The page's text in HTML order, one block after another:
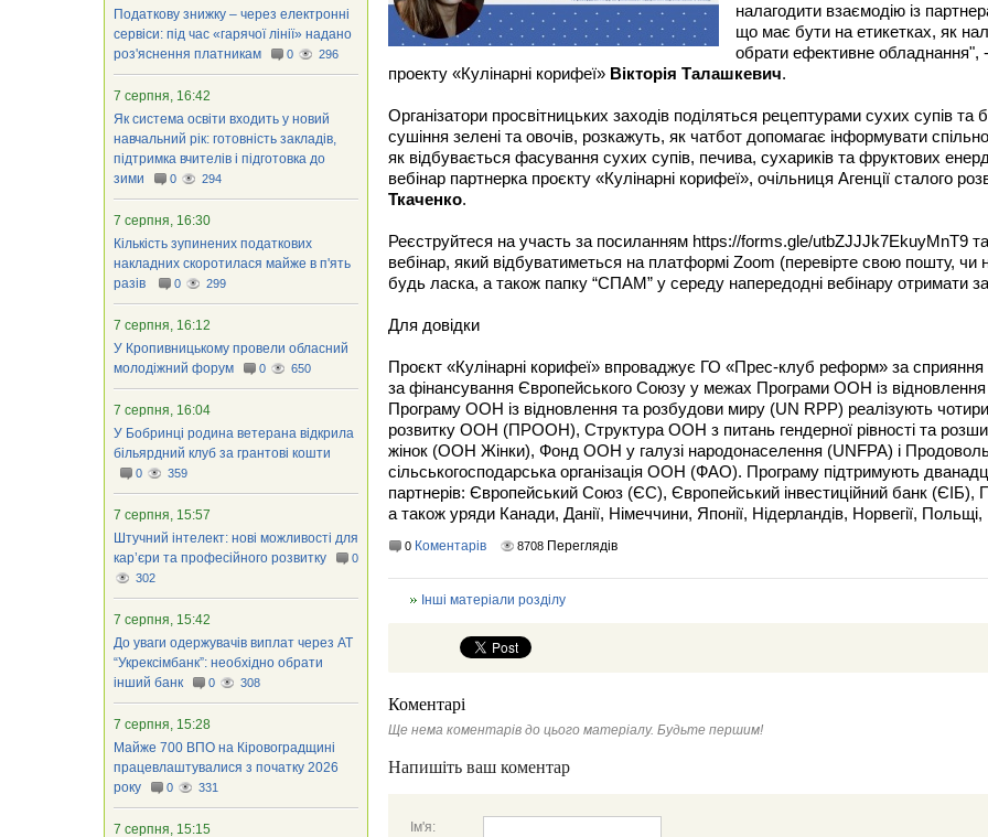
налагодити взаємодію із
що має бути на етикетках, як
обрати ефективне обладнання",
проекту «Кулінарні корифеї» Вікторія Талашкевич.
Організатори просвітницьких заходів поділяться рецептурами сухих супів
сушіння зелені та овочів, розкажуть, як чатбот допомагає інформувати
як відбувається фасування сухих супів, печива, сухариків та фруктових
вебінар партнерка проєкту «Кулінарні корифеї», очільниця Агенції сталого
Ткаченко.
Реєструйтеся на участь за посиланням https://forms.gle/utbZJJJk7EkuyMnT9
вебінар, який відбуватиметься на платформі Zoom (перевірте свою пошту, чи
будь ласка, а також папку “СПАМ” у середу напередодні вебінару отримати
Для довідки
Проєкт «Кулінарні корифеї» впроваджує ГО «Прес-клуб реформ» за
за фінансування Європейського Союзу у межах Програми ООН із
Програму ООН із відновлення та розбудови миру (UN RPP) реалізують
розвитку ООН (ПРООН), Структура ООН з питань гендерної рівності та
жінок (ООН Жінки), Фонд ООН у галузі народонаселення (UNFPA) і
сільськогосподарська організація ООН (ФАО). Програму підтримують
партнерів: Європейський Союз (ЄС), Європейський інвестиційний банк (ЄІБ),
а також уряди Канади, Данії, Німеччини, Японії, Нідерландів, Норвегії, Польщі,
0 Коментарів 8708 Переглядів
Інші матеріали розділу
Коментарі
Ще нема коментарів до цього матеріалу. Будьте першим!
Напишіть ваш коментар
Ім'я:
Податкову знижку – через електронні
сервіси: під час «гарячої лінії» надано
роз'яснення платникам
0 296
7 серпня, 16:42
Як система освіти входить у новий
навчальний рік: готовність закладів,
підтримка вчителів і підготовка до
зими
0 294
7 серпня, 16:30
Кількість зупинених податкових
накладних скоротилася майже в п'ять
разів
0 299
7 серпня, 16:12
У Кропивницькому провели обласний
молодіжний форум
0 650
7 серпня, 16:04
У Бобринці родина ветерана відкрила
більярдний клуб за грантові кошти
0 359
7 серпня, 15:57
Штучний інтелект: нові можливості для
кар’єри та професійного розвитку
0
302
7 серпня, 15:42
До уваги одержувачів виплат через АТ
“Укрексімбанк”: необхідно обрати
інший банк
0 308
7 серпня, 15:28
Майже 700 ВПО на Кіровоградщині
працевлаштувалися з початку 2026
року
0 331
7 серпня, 15:15